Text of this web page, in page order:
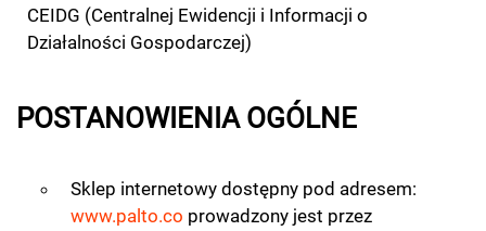
CEIDG (Centralnej Ewidencji i Informacji o
Działalności Gospodarczej)
POSTANOWIENIA OGÓLNE
Sklep internetowy dostępny pod adresem:
www.palto.co prowadzony jest przez